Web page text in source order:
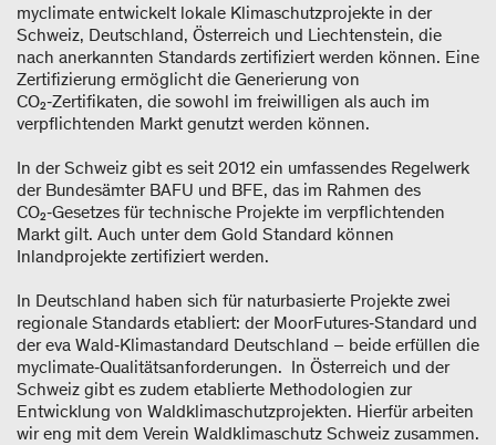
myclimate entwickelt lokale Klimaschutzprojekte in der
Schweiz, Deutschland, Österreich und Liechtenstein, die
nach anerkannten Standards zertifiziert werden können. Eine
Zertifizierung ermöglicht die Generierung von
CO₂‑Zertifikaten, die sowohl im freiwilligen als auch im
verpflichtenden Markt genutzt werden können.
In der Schweiz gibt es seit 2012 ein umfassendes Regelwerk
der Bundesämter BAFU und BFE, das im Rahmen des
CO₂‑Gesetzes für technische Projekte im verpflichtenden
Markt gilt. Auch unter dem Gold Standard können
Inlandprojekte zertifiziert werden.
In Deutschland haben sich für naturbasierte Projekte zwei
regionale Standards etabliert: der MoorFutures‑Standard und
der eva Wald‑Klimastandard Deutschland – beide erfüllen die
myclimate‑Qualitätsanforderungen. In Österreich und der
Schweiz gibt es zudem etablierte Methodologien zur
Entwicklung von Waldklimaschutzprojekten. Hierfür arbeiten
wir eng mit dem Verein Waldklimaschutz Schweiz zusammen.